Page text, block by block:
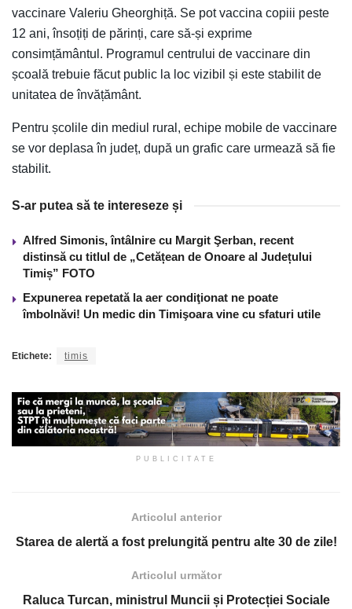
vaccinare Valeriu Gheorghiță. Se pot vaccina copiii peste
12 ani, însoțiți de părinți, care să-și exprime
consimțământul. Programul centrului de vaccinare din
școală trebuie făcut public la loc vizibil și este stabilit de
unitatea de învățământ.
Pentru școlile din mediul rural, echipe mobile de vaccinare
se vor deplasa în județ, după un grafic care urmează să fie
stabilit.
S-ar putea să te intereseze și
Alfred Simonis, întâlnire cu Margit Şerban, recent
distinsă cu titlul de „Cetățean de Onoare al Județului
Timiș” FOTO
Expunerea repetată la aer condiţionat ne poate
îmbolnăvi! Un medic din Timişoara vine cu sfaturi utile
Etichete: timis
PUBLICITATE
Articolul anterior
Starea de alertă a fost prelungită pentru alte 30 de zile!
Articolul următor
Raluca Turcan, ministrul Muncii și Protecției Sociale